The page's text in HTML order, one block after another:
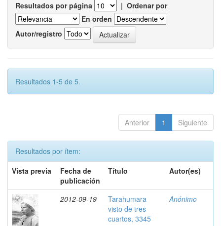
Resultados por página | Ordenar por
En orden
Autor/registro
Resultados 1-5 de 5.
Anterior 1 Siguiente
Resultados por ítem:
Vista previa
Fecha de
publicación
Título Autor(es)
2012-09-19
Tarahumara
visto de tres
cuartos, 3345
Anónimo